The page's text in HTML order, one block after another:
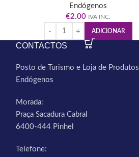
Endógenos
€2.00 IVA INC.
ADICIONAR
CONTACTOS
Posto de Turismo e Loja de Produtos
Endógenos
Morada:
Praça Sacadura Cabral
6400-444 Pinhel
Telefone: